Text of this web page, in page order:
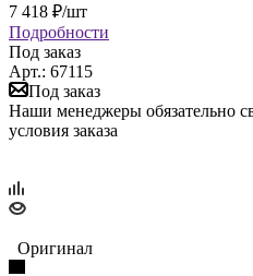
7 418 ₽/шт
Подробности
Под заказ
Арт.: 67115
Под заказ
Наши менеджеры обязательно
условия заказа
Оригинал